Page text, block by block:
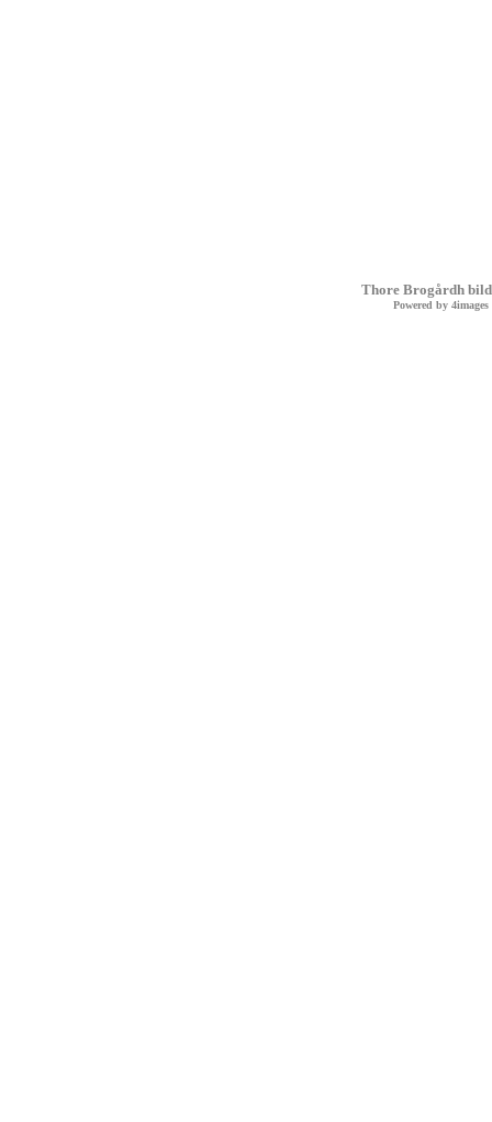
Thore Brogårdh
Powered by 4images